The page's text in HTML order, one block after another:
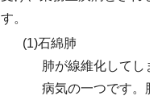
す。
(1)石綿肺
肺が線維化してしま
病気の一つです。肺